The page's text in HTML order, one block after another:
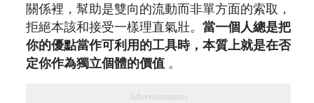
關係裡，幫助是雙向的流動而非單方面的索取，
拒絕本該和接受一樣理直氣壯。 當一個人總是把
你的優點當作可利用的工具時，本質上就是在否
定你作為獨立個體的價值 。
Advertisements